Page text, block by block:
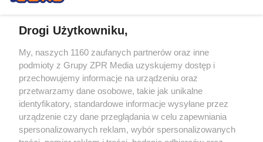
Żaden utwór zamieszczony w serwisie nie może być powielany i
rozpowszechniany lub dalej rozpowszechniany w jakikolwiek sposób (w
tym także elektroniczny lub mechaniczny) na jakimkolwiek polu
eksploatacji w jakiejkolwiek formie, włącznie z umieszczaniem w Internecie
bez pisemnej zgody właściciela praw. Jakiekolwiek użycie lub
wykorzystanie utworów w całości lub w części z naruszeniem prawa, tzn.
bez właściwej zgody, jest zabronione pod groźbą kary i może być ścigane
prawnie.
Drogi Użytkowniku,
My, naszych 1160 zaufanych partnerów oraz inne
podmioty z Grupy ZPR Media uzyskujemy dostęp i
przechowujemy informacje na urządzeniu oraz
przetwarzamy dane osobowe, takie jak unikalne
identyfikatory, standardowe informacje wysyłane przez
urządzenie czy dane przeglądania w celu zapewniania
spersonalizowanych reklam, wybór spersonalizowanych